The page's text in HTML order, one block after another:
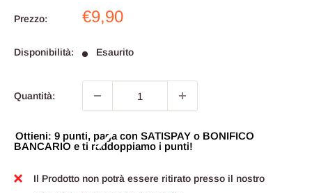
Prezzo:
Prezzo
€9,90
Disponibilità: Esaurito
Quantità:
Ottieni: 9 punti, paga con SATISPAY o BONIFICO
BANCARIO e ti raddoppiamo i punti!
Il Prodotto non potrà essere ritirato presso il nostro